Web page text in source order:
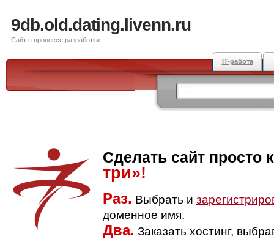
9db.old.dating.livenn.ru
Сайт в процессе разработки
IT-работа
Сделать сайт просто
три»!
Раз. Выбрать и
доменное имя.
Два. Заказать хостинг,